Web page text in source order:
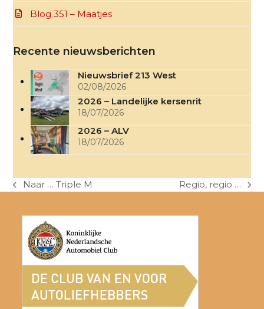
Blog 351 – Maatjes
Recente nieuwsberichten
Nieuwsbrief 213 West
02/08/2026
2026 – Landelijke kersenrit
18/07/2026
2026 – ALV
18/07/2026
previous
Naar … Triple M
next
Regio, regio …